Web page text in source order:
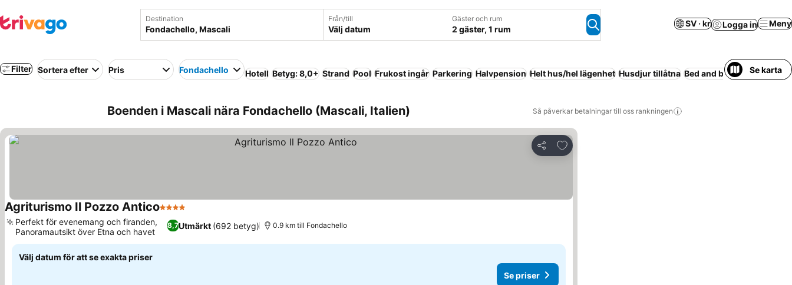
Destination Från/till
Välj datum
Gäster och rum
2 gäster, 1 rum
SV · kr Logga in Meny
Filter Sortera efter Pris Fondachello Hotell Betyg: 8,0+ Strand Pool Frukost ingår Parkering Halvpension Helt hus/hel lägenhet Husdjur tillåtna Bed and breakfast Resort
Se karta
Boenden i Mascali nära Fondachello (Mascali, Italien) Så påverkar betalningar till oss rankningen
Dela
Lägg till i Mina Favoriter
Agriturismo Il Pozzo Antico4 Stjärnor
8,7Utmärkt (692 betyg)
Perfekt för evenemang och firanden,
Panoramautsikt över Etna och havet
0.9 km till Fondachello
Välj datum för att se exakta priser
Se priser